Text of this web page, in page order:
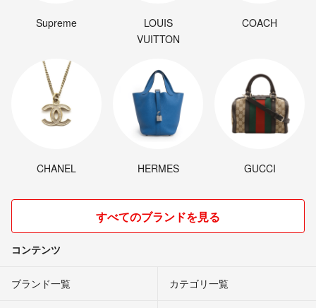
Supreme
LOUIS
VUITTON
COACH
CHANEL HERMES GUCCI
すべてのブランドを見る
コンテンツ
ブランド一覧 カテゴリ一覧